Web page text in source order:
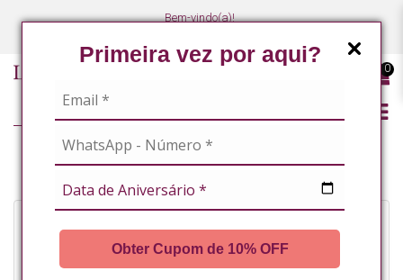
Primeira vez por aqui?
Obter Cupom de 10% OFF
Bem-vindo(a)!
0